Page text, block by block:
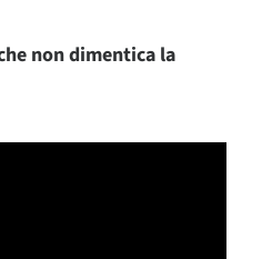
non dimentica la